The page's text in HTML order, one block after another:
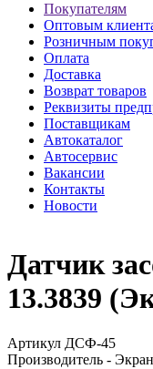
Покупателям
Оптовым
Розничным
Оплата
Доставка
Возврат товаров
Реквизиты
Поставщикам
Автокаталог
Автосервис
Вакансии
Контакты
Новости
Датчик
13.3839
Артикул ДСФ-45
Производитель - Экран